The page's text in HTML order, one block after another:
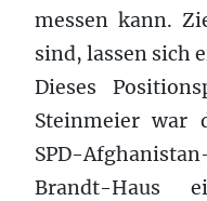
messen kann.
sind, lassen sich
Dieses
Steinmeier war
SPD-
Brandt-Haus